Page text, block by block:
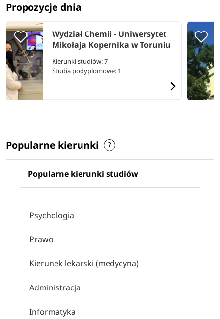
Propozycje dnia
Wydział Chemii - Uniwersytet
Mikołaja Kopernika w Toruniu
Kierunki studiów: 7
Studia podyplomowe: 1
Popularne kierunki
Popularne kierunki studiów
Psychologia
Prawo
Kierunek lekarski (medycyna)
Administracja
Informatyka